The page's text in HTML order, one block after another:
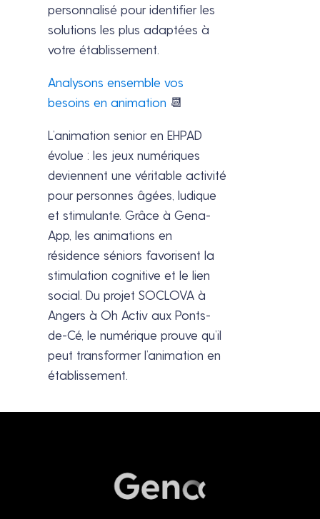
personnalisé pour identifier les
solutions les plus adaptées à
votre établissement.
Analysons ensemble vos
besoins en animation 📆
L’animation senior en EHPAD
évolue : les jeux numériques
deviennent une véritable activité
pour personnes âgées, ludique
et stimulante. Grâce à Gena-
App, les animations en
résidence séniors favorisent la
stimulation cognitive et le lien
social. Du projet SOCLOVA à
Angers à Oh Activ aux Ponts-
de-Cé, le numérique prouve qu’il
peut transformer l’animation en
établissement.